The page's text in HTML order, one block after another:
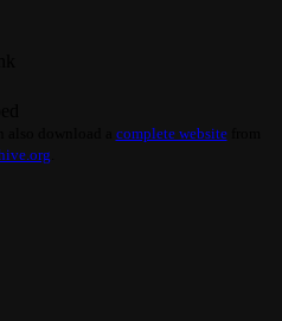
complete websitefrom